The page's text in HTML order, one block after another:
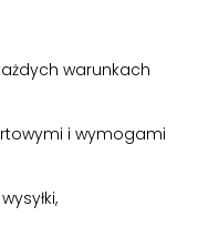
warunkach
i wymogami